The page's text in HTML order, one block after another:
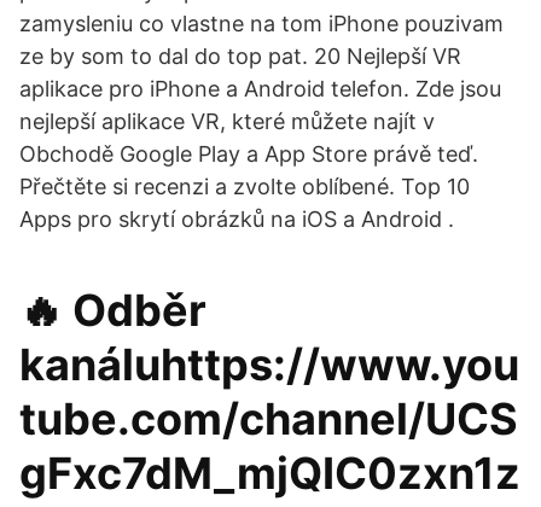
zamysleniu co vlastne na tom iPhone pouzivam
ze by som to dal do top pat. 20 Nejlepší VR
aplikace pro iPhone a Android telefon. Zde jsou
nejlepší aplikace VR, které můžete najít v
Obchodě Google Play a App Store právě teď.
Přečtěte si recenzi a zvolte oblíbené. Top 10
Apps pro skrytí obrázků na iOS a Android .
🔥 Odběr
kanáluhttps://www.you
tube.com/channel/UCS
gFxc7dM_mjQIC0zxn1z